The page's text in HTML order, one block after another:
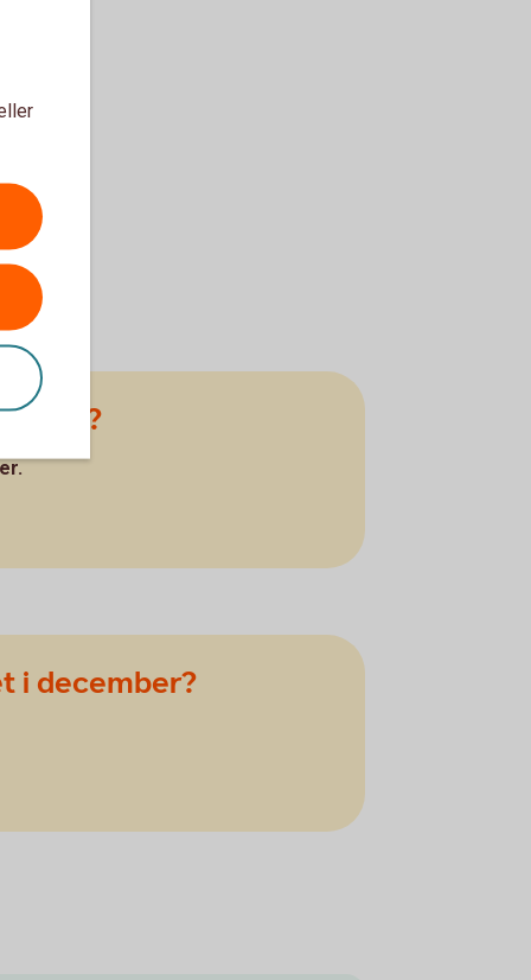
i juni?
i december?